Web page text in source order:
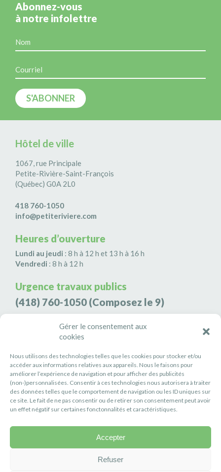
Gérer le consentement aux
cookies
Nous utilisons des technologies telles que les cookies pour stocker et/ou
accéder aux informations relatives aux appareils. Nous le faisons pour
améliorer l’expérience de navigation et pour afficher des publicités
(non-)personnalisées. Consentir à ces technologies nous autorisera à traiter
des données telles que le comportement de navigation ou les ID uniques sur
ce site. Le fait de ne pas consentir ou de retirer son consentement peut avoir
un effet négatif sur certaines fonctonnalités et caractéristiques.
Accepter
Refuser
Abonnez-vous
à notre infolettre
Hôtel de ville
1067, rue Principale
Petite-Rivière-Saint-François
(Québec) G0A 2L0
418 760-1050
info@petiteriviere.com
Heures d’ouverture
Lundi au jeudi : 8 h à 12 h et 13 h à 16 h
Vendredi : 8 h à 12 h
Urgence travaux publics
(418) 760-1050 (Composez le 9)
Agence de sécurité S3K9
(418) 808-9566
#PETITERIVIÈRE
Suivez-nous
Politique de confidentialité
Réalisation :Axe Création